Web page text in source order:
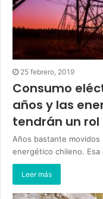
25 febrero, 2019
Consumo
años y las
tendrán un rol
Años bastante
energético chileno.
Leer más